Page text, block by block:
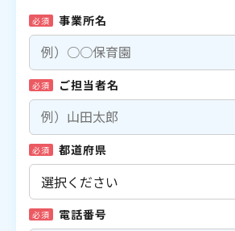
必須 事業所名
必須 ご担当者名
必須 都道府県
必須 電話番号